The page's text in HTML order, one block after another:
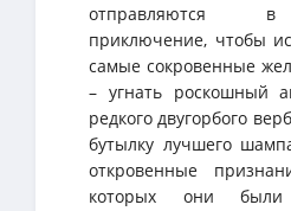
отправляются в
приключение, чтобы
самые сокровенные
– угнать роскошный
редкого двугорбого
бутылку лучшего
откровенные
которых они